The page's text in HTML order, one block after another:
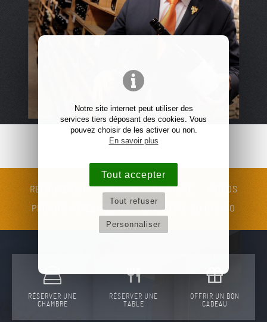
Notre site internet peut utiliser des
services tiers déposant des cookies. Vous
pouvez choisir de les activer ou non.
En savoir plus
Tout accepter
Tout refuser
Personnaliser
RETOUR
RECRUTEMENT PRESSE TOURISME
VIDÉOS
PROMOS HÔTEL/RESTO
BRASSERIE DU CASINO
RÉSERVER UNE
CHAMBRE
RÉSERVER UNE
TABLE
OFFRIR UN BON
CADEAU